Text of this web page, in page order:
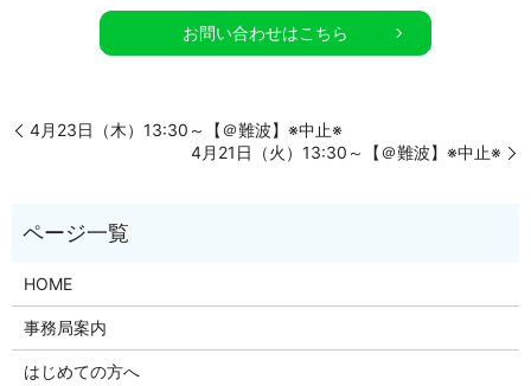
お問い合わせはこちら
4月23日（木）13:30～【＠難波】※中止※
4月21日（火）13:30～【＠難波】※中止※
HOME
事務局案内
はじめての方へ